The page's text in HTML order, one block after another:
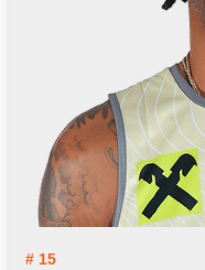
# 15